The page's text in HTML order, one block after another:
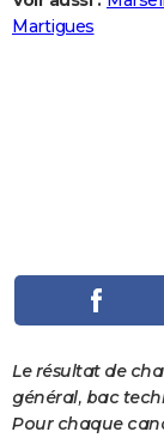
Destinations
City break
Voyage nature
Voyage de noces
Forum
Climat
+
PHOTO
PROGRAMME TV
S'inscrire
Se connecter
Lycées
Collèges
Primaires
Universités
Entreprises
Service militaire
Avis de recherche
AVIS DE DÉCÈS
FORUM
Martigues
Le résultat de
général, bac
Pour chaque